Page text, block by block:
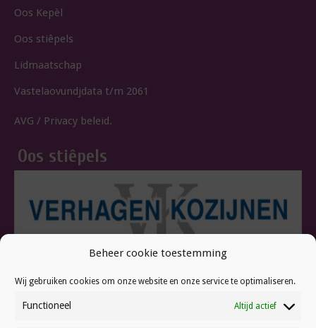
Beheer cookie toestemming
Wij gebruiken cookies om onze website en onze service te optimaliseren.
Functioneel Altijd actief
Oos Kepèl
Oos stiêpels
Lidmaatschap
Vastelaovundjdata t/m 2061
AVG / Privacy beleid.
Oos stiêpels